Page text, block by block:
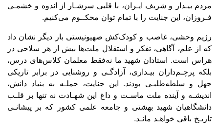
بیـدار و شریف ایـران، با قلبی سرشـار از اندوه و خشمـی
این جنایت را با تمام توان محکــوم می‌کنیم.
وحشی، غاصب و کودک‌کش صهیونیستی بار دیگر نشان داد
از علم، آگاهی، تفکر و استقلال ملت‌ها بیش از هر سلاحی در
است. استادان شهید ما نه‌فقط معلمان کلاس‌های درس،
پرچـم‌داران بیـداری، آزادگـی و روشنایی در برابر تاریکی
و سلطه‌طلبـی بودند. این جنایت، حملـه به بنیاد دانش،
و آینده ملت ماسـت و داغ این شهـادت نه تنها بر قلـب
شهید بهشتی و جامعه علمی کشور که بر پیشانـی
باقی خواهـد مانـد.